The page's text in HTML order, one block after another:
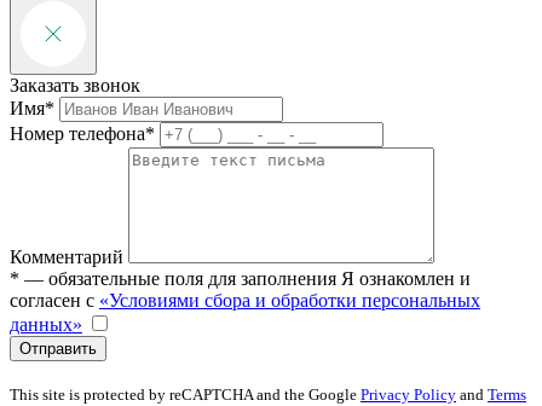
Заказать звонок
Имя*
Номер телефона*
Комментарий
* — обязательные поля для заполнения Я ознакомлен и
согласен с «Условиями сбора и обработки персональных
данных»
Отправить
This site is protected by reCAPTCHA and the Google Privacy Policy and Terms